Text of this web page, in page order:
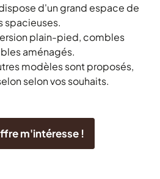
d'un grand espace de
spacieuses.
plain-pied, combles
aménagés.
modèles sont proposés,
selon vos souhaits.
m'intéresse !